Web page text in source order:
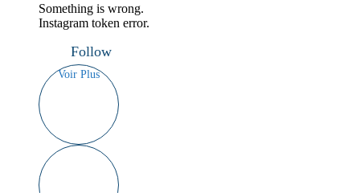
Something is wrong.
Instagram token error.
Follow
Voir Plus